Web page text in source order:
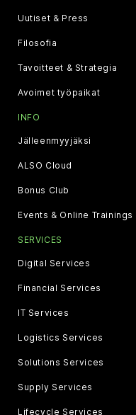
Uutiset & Press
Filosofia
Tavoitteet & Strategia
Avoimet työpaikat
INFO
Jälleenmyyjäksi
ALSO Cloud
Bonus Club
Events & Online Trainings
SERVICES
Digital Services
Financial Services
IT Services
Logistics Services
Solutions Services
Supply Services
Lifecycle Services